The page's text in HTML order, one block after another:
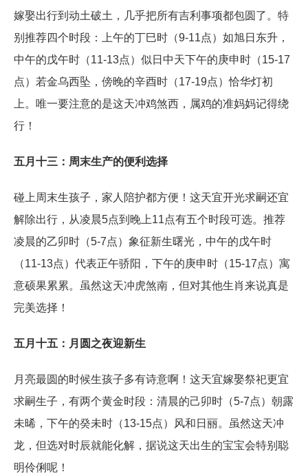
嫁娶出行到动土破土，几乎把所有吉利事项都包圆了。特
别推荐四个时段：上午的丁巳时（9-11点）如旭日东升，
中午的戊午时（11-13点）似日中天下午的庚申时（15-17
点）若金乌西坠，傍晚的辛酉时（17-19点）恰华灯初
上。唯一要注意的是这天冲鸡煞西，属鸡的准妈妈记得绕
行！
五月十三：周末生产的便利选择
碰上周末生孩子，家人陪护都方便！这天宜开光求嗣还宜
解除出行，从凌晨5点到晚上11点有五个时段可选。推荐
凌晨的乙卯时（5-7点）象征新生曙光，中午的戊午时
（11-13点）代表正午骄阳，下午的庚申时（15-17点）寓
意硕果累累。虽然这天冲虎煞南，但对其他生肖来说真是
完美选择！
五月十五：月圆之夜迎新生
月亮最圆的时候生孩子多有诗意啊！这天宜嫁娶祭祀更宜
求嗣生子，有两个黄金时段：清晨的己卯时（5-7点）朝露
未晞，下午的癸未时（13-15点）风和日丽。虽然这天冲
龙，但选对时辰就能化解，据说这天出生的宝宝会特别聪
明伶俐呢！